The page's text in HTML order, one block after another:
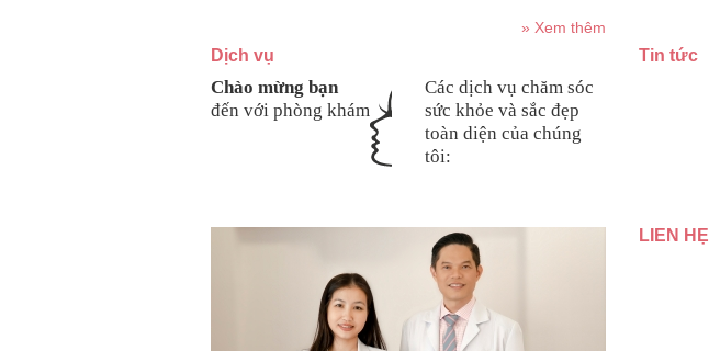
» Xem thêm
Dịch vụ
Chào mừng bạn
đến với phòng khám
Các dịch vụ chăm sóc
sức khỏe và sắc đẹp
toàn diện của chúng
tôi:
Tin tức
LIÊN HỆ